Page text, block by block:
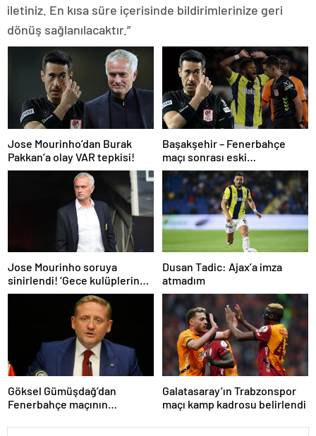
iletiniz. En kısa süre içerisinde bildirimlerinize geri
dönüş sağlanılacaktır.”
Jose Mourinho’dan Burak
Pakkan’a olay VAR tepkisi!
Başakşehir – Fenerbahçe
maçı sonrası eski
hakemlerden penaltı ve gol
iptali çıkışı! ‘2 kırmızı kartı
atladı’
Jose Mourinho soruya
sinirlendi! ‘Gece kulüplerine
gidip keyif alıyorum’
Dusan Tadic: Ajax’a imza
atmadım
Göksel Gümüşdağ’dan
Fenerbahçe maçının
Galatasaray’ın Trabzonspor
maçı kamp kadrosu belirlendi